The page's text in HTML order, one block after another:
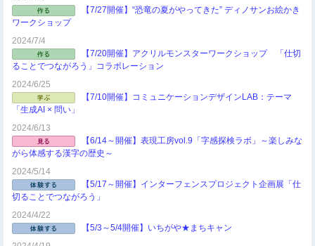
【7/27開催】“恐竜の夏がやってきた” ディノサンお絵かき
ワークショップ
2024/7/4
【7/20開催】アクリルモンスターワークショップ 「仕切
ることでつながろう」コラボレーション
2024/6/25
【7/10開催】コミュニケーションデザインLAB：テーマ
「生成AI × 問い」
2024/6/13
【6/14～開催】表現工房vol.9「字感探検ラボ」～楽しみな
がら体感する漢字の歴史～
2024/5/14
【5/17～開催】インターフェンスプロジェクト企画展「仕
切ることでつながろう」
2024/4/22
【5/3～5/4開催】いちがや★まちキャン